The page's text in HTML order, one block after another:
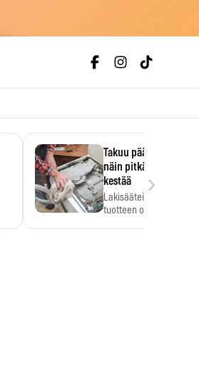
Takuu päättyi,
näin pitkään
kestää
Lakisääteinen
tuotteen oletetun
›